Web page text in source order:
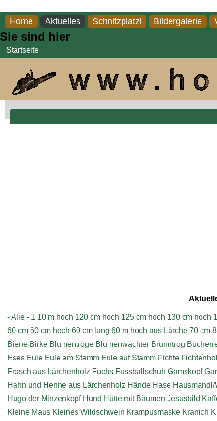
Home Aktuelles Schnitzplatzl Bildergalerie
Sie sind hier
Startseite
- Alle - 1 10 m hoch 120 cm hoch 125 cm hoch 130 cm hoch
60 cm 60 cm hoch 60 cm lang 60 m hoch aus Lärche 70 cm
Biene Birke Blumentröge Blumenwächter Brunntrog
Eses Eule Eule am Stamm Eule auf Stamm Fichte
Frosch aus Lärchenholz Fuchs Fussballschuh Gamskopf
Hahn und Henne aus Lärchenholz Hände Hase Hausmandl/
Hugo der Minzenkopf Hund Hütte mit Bäumen Jesusbild
Kleine Maus Kleines Wildschwein Krampusmaske Kranich
Impressum